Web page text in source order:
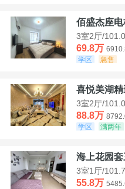
3室2厅/
69.8万
学区
急售
喜悦美湖
3室2厅/
88.8万
学区
满两年
海上花园套
3室1厅/
55.8万